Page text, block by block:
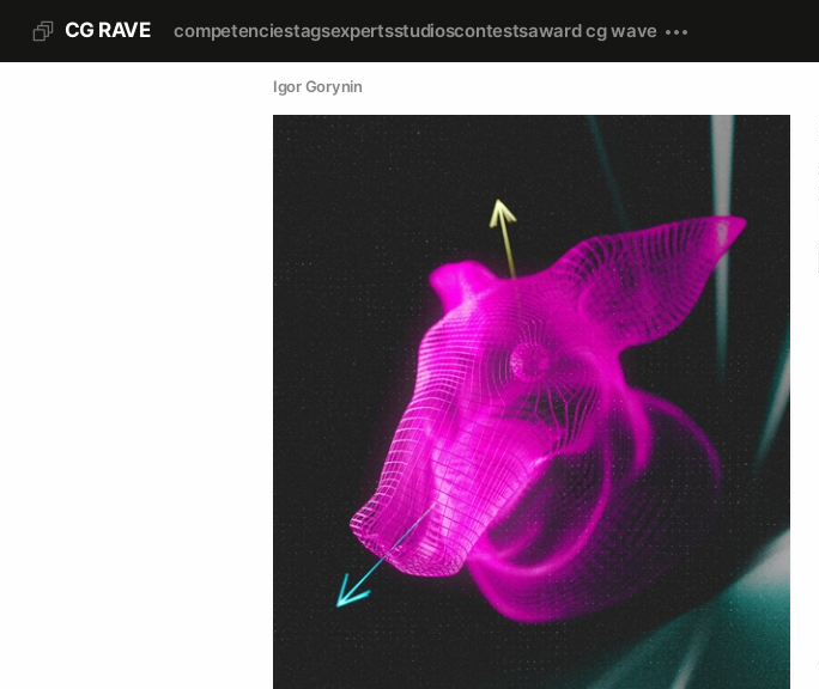
CG RAVE competenciestagsexpertsstudioscontestsaward cg wave
Igor Gorynin